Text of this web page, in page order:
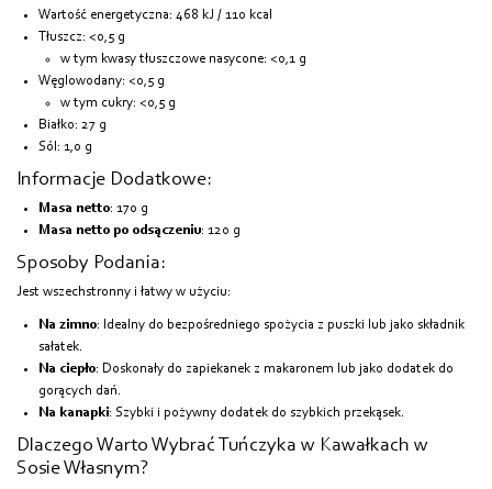
Wartość energetyczna: 468 kJ / 110 kcal
Tłuszcz: <0,5 g
w tym kwasy tłuszczowe nasycone: <0,1 g
Węglowodany: <0,5 g
w tym cukry: <0,5 g
Białko: 27 g
Sól: 1,0 g
Informacje Dodatkowe:
Masa netto: 170 g
Masa netto po odsączeniu: 120 g
Sposoby Podania:
Jest wszechstronny i łatwy w użyciu:
Na zimno: Idealny do bezpośredniego spożycia z puszki lub jako składnik
sałatek.
Na ciepło: Doskonały do zapiekanek z makaronem lub jako dodatek do
gorących dań.
Na kanapki: Szybki i pożywny dodatek do szybkich przekąsek.
Dlaczego Warto Wybrać Tuńczyka w Kawałkach w
Sosie Własnym?